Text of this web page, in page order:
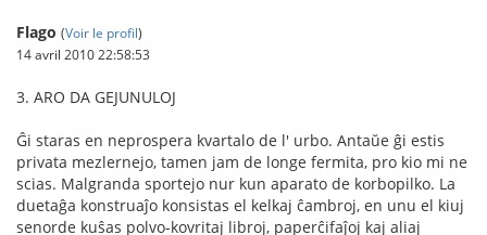
Flago (Voir le profil)
14 avril 2010 22:58:53
3. ARO DA GEJUNULOJ
Ĝi staras en neprospera kvartalo de l' urbo. Antaŭe ĝi estis
privata mezlernejo, tamen jam de longe fermita, pro kio mi ne
scias. Malgranda sportejo nur kun aparato de korbopilko. La
duetaĝa konstruaĵo konsistas el kelkaj ĉambroj, en unu el kiuj
senorde kuŝas polvo-kovritaj libroj, paperĉifaĵoj kaj aliaj